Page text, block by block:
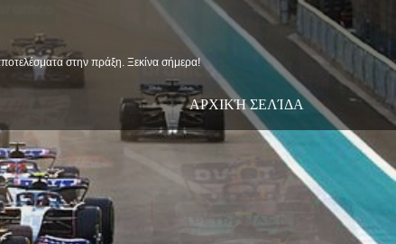
στην πράξη. Ξεκίνα σήμερα!
ΑΡΧΙΚΉ ΣΕΛΊΔΑ